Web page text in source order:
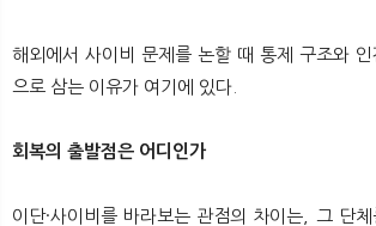
해외에서 사이비 문제를 논할 때 통제 구조와
으로 삼는 이유가 여기에 있다.
회복의 출발점은 어디인가
이단·사이비를 바라보는 관점의 차이는, 그 단